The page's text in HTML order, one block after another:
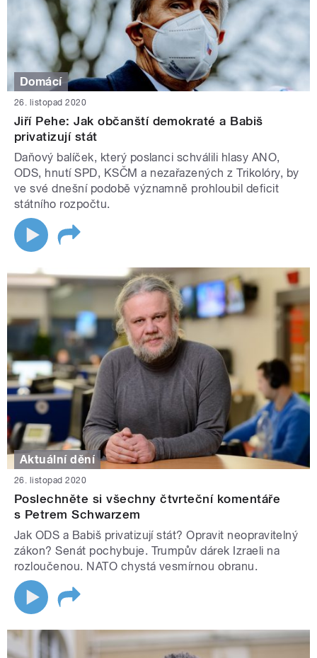
Domácí
26. listopad 2020
Jiří Pehe: Jak občanští demokraté a Babiš
privatizují stát
Daňový balíček, který poslanci schválili hlasy ANO,
ODS, hnutí SPD, KSČM a nezařazených z Trikolóry, by
ve své dnešní podobě významně prohloubil deficit
státního rozpočtu.
Aktuální dění
26. listopad 2020
Poslechněte si všechny čtvrteční komentáře
s Petrem Schwarzem
Jak ODS a Babiš privatizují stát? Opravit neopravitelný
zákon? Senát pochybuje. Trumpův dárek Izraeli na
rozloučenou. NATO chystá vesmírnou obranu.